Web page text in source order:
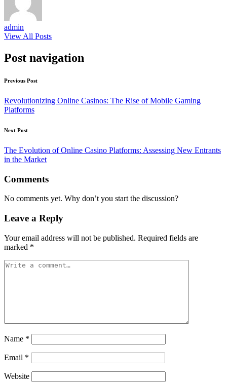
admin
View All Posts
Post navigation
Previous Post
Revolutionizing Online Casinos: The Rise of Mobile Gaming
Platforms
Next Post
The Evolution of Online Casino Platforms: Assessing New Entrants
in the Market
Comments
No comments yet. Why don’t you start the discussion?
Leave a Reply
Your email address will not be published. Required fields are
marked *
Name *
Email *
Website